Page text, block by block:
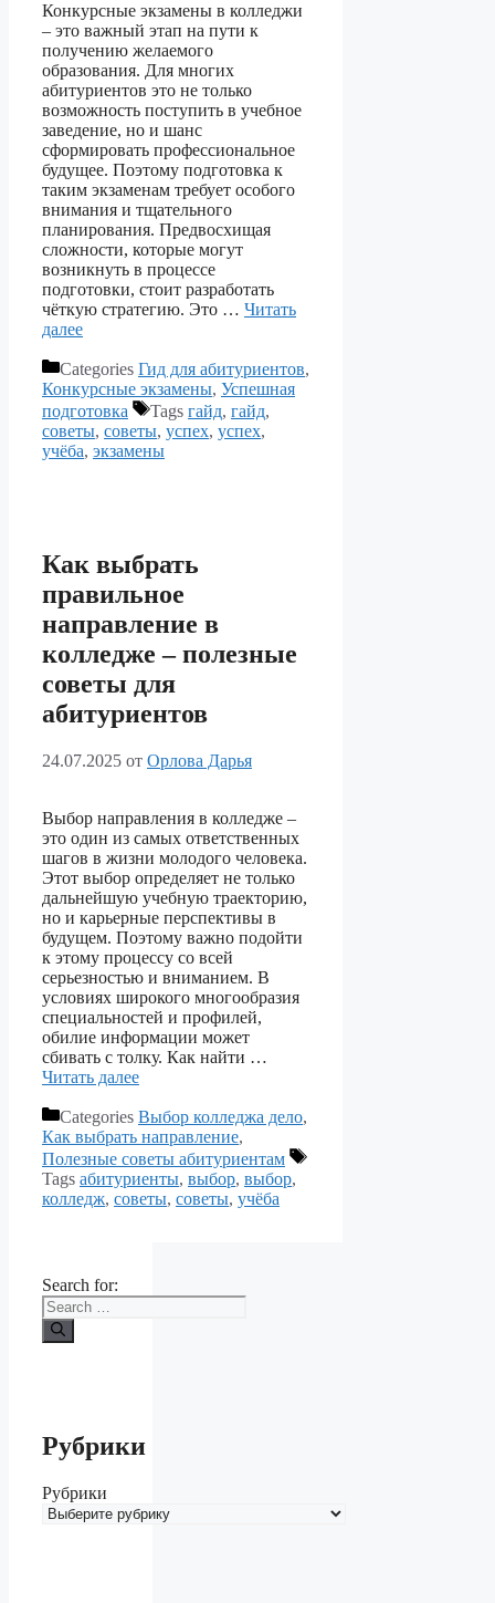
Конкурсные экзамены в колледжи
– это важный этап на пути к
получению желаемого
образования. Для многих
абитуриентов это не только
возможность поступить в учебное
заведение, но и шанс
сформировать профессиональное
будущее. Поэтому подготовка к
таким экзаменам требует особого
внимания и тщательного
планирования. Предвосхищая
сложности, которые могут
возникнуть в процессе
подготовки, стоит разработать
чёткую стратегию. Это … Читать
далее
Categories Гид для абитуриентов,
Конкурсные экзамены, Успешная
подготовка
Tags гайд, гайд,
советы, советы, успех, успех,
учёба, экзамены
Как выбрать
правильное
направление в
колледже – полезные
советы для
абитуриентов
24.07.2025 от Орлова Дарья
Выбор направления в колледже –
это один из самых ответственных
шагов в жизни молодого человека.
Этот выбор определяет не только
дальнейшую учебную траекторию,
но и карьерные перспективы в
будущем. Поэтому важно подойти
к этому процессу со всей
серьезностью и вниманием. В
условиях широкого многообразия
специальностей и профилей,
обилие информации может
сбивать с толку. Как найти …
Читать далее
Categories Выбор колледжа дело,
Как выбрать направление,
Полезные советы абитуриентам
Tags абитуриенты, выбор, выбор,
колледж, советы, советы, учёба
Search for:
Рубрики
Рубрики